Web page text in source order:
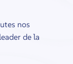
nos
de la